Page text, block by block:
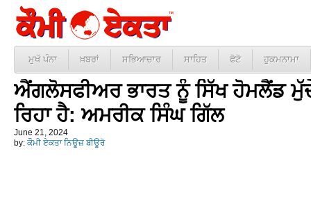
ਮੁਖੱ ਪੰਨਾ ਖ਼ਬਰਾਂ ਸਭਿਆਚਾਰ ਸਾਹਿਤ ਫੋਟੋ ਹੁਕਮਨਾਮਾ
ਐਂਗਲੋਸਫੀਅਰ ਭਾਰਤ ਨੂੰ ਸਿੱਖ ਹੋਮਲੈਂਡ
ਰਿਹਾ ਹੈ: ਅਮਰੀਕ ਸਿੰਘ ਗਿੱਲ
June 21, 2024
by: ਕੌਮੀ ਏਕਤਾ ਨਿਊਜ਼ ਬੀਊਰੋ